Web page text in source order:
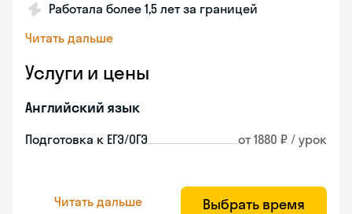
Работала более 1,5 лет за границей
Читать дальше
Услуги и цены
Английский язык
Подготовка к ЕГЭ/ОГЭ от 1880 ₽ / урок
Читать дальше Выбрать время